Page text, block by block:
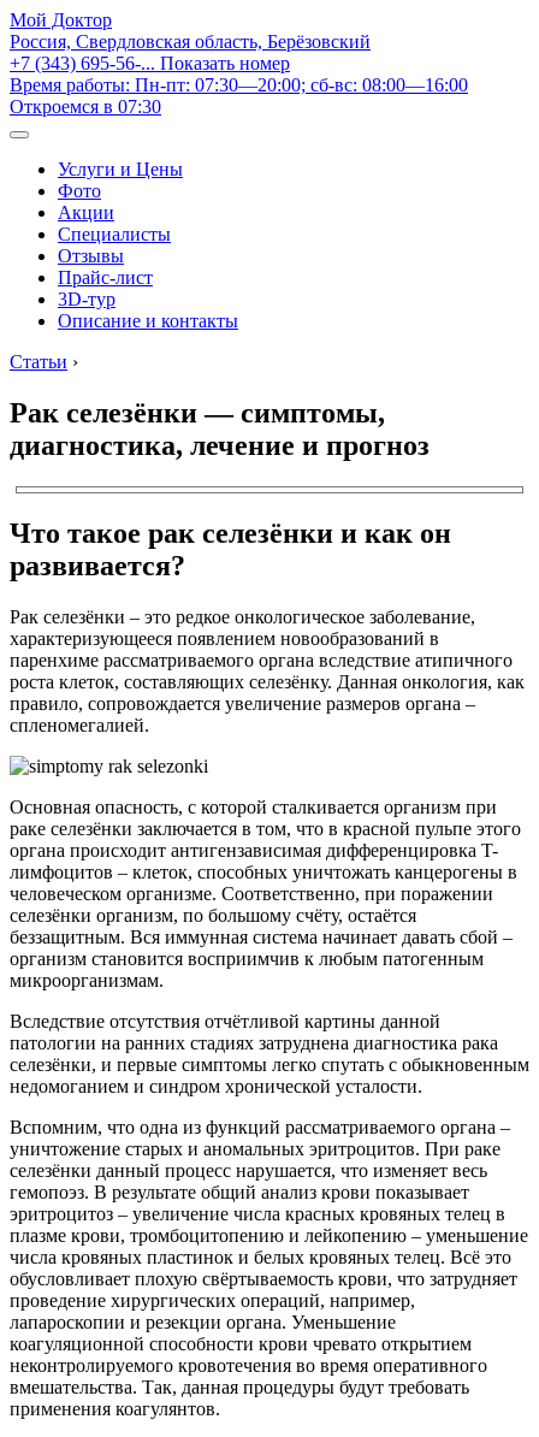
Мой Доктор
Россия, Свердловская область, Берёзовский
+7 (343) 695-56-... Показать номер
Время работы: Пн-пт: 07:30—20:00; сб-вс: 08:00—16:00
Откроемся в 07:30
Услуги и Цены
Фото
Акции
Специалисты
Отзывы
Прайс-лист
3D-тур
Описание и контакты
Статьи ›
Рак селезёнки — симптомы,
диагностика, лечение и прогноз
Что такое рак селезёнки и как он
развивается?
Рак селезёнки – это редкое онкологическое заболевание,
характеризующееся появлением новообразований в
паренхиме рассматриваемого органа вследствие атипичного
роста клеток, составляющих селезёнку. Данная онкология, как
правило, сопровождается увеличение размеров органа –
спленомегалией.
Основная опасность, с которой сталкивается организм при
раке селезёнки заключается в том, что в красной пульпе этого
органа происходит антигензависимая дифференцировка T-
лимфоцитов – клеток, способных уничтожать канцерогены в
человеческом организме. Соответственно, при поражении
селезёнки организм, по большому счёту, остаётся
беззащитным. Вся иммунная система начинает давать сбой –
организм становится восприимчив к любым патогенным
микроорганизмам.
Вследствие отсутствия отчётливой картины данной
патологии на ранних стадиях затруднена диагностика рака
селезёнки, и первые симптомы легко спутать с обыкновенным
недомоганием и синдром хронической усталости.
Вспомним, что одна из функций рассматриваемого органа –
уничтожение старых и аномальных эритроцитов. При раке
селезёнки данный процесс нарушается, что изменяет весь
гемопоэз. В результате общий анализ крови показывает
эритроцитоз – увеличение числа красных кровяных телец в
плазме крови, тромбоцитопению и лейкопению – уменьшение
числа кровяных пластинок и белых кровяных телец. Всё это
обусловливает плохую свёртываемость крови, что затрудняет
проведение хирургических операций, например,
лапароскопии и резекции органа. Уменьшение
коагуляционной способности крови чревато открытием
неконтролируемого кровотечения во время оперативного
вмешательства. Так, данная процедуры будут требовать
применения коагулянтов.